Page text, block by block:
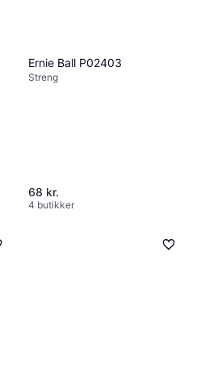
Ernie Ball P02403
Streng
68 kr.
4 butikker